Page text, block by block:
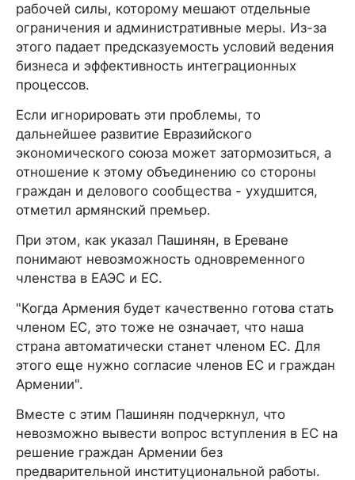
рабочей силы, которому мешают отдельные
ограничения и административные меры. Из-за
этого падает предсказуемость условий ведения
бизнеса и эффективность интеграционных
процессов.
Если игнорировать эти проблемы, то
дальнейшее развитие Евразийского
экономического союза может затормозиться, а
отношение к этому объединению со стороны
граждан и делового сообщества - ухудшится,
отметил армянский премьер.
При этом, как указал Пашинян, в Ереване
понимают невозможность одновременного
членства в ЕАЭС и ЕС.
"Когда Армения будет качественно готова стать
членом ЕС, это тоже не означает, что наша
страна автоматически станет членом ЕС. Для
этого еще нужно согласие членов ЕС и граждан
Армении".
Вместе с этим Пашинян подчеркнул, что
невозможно вывести вопрос вступления в ЕС на
решение граждан Армении без
предварительной институциональной работы.